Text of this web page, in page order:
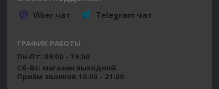
Viber чат Telegram чат
ГРАФИК РАБОТЫ
Пн-Пт: 09:00 - 19:00
Сб-Вс: магазин выходной.
Приём звонков 10:00 - 21:00